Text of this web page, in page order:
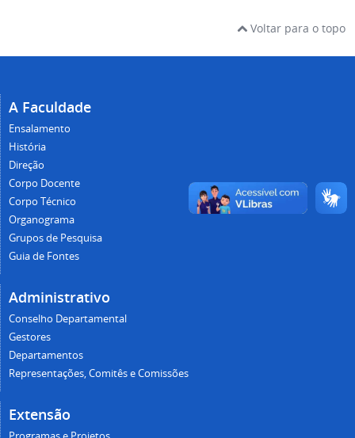
Voltar para o topo
A Faculdade
Ensalamento
História
Direção
Corpo Docente
Corpo Técnico
Organograma
Grupos de Pesquisa
Guia de Fontes
Administrativo
Conselho Departamental
Gestores
Departamentos
Representações, Comitês e Comissões
Extensão